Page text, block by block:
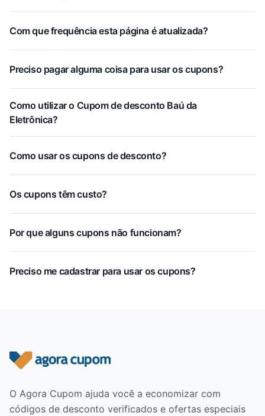
Com que frequência esta página é atualizada?
Preciso pagar alguma coisa para usar os cupons?
Como utilizar o Cupom de desconto Baú da
Eletrônica?
Como usar os cupons de desconto?
Os cupons têm custo?
Por que alguns cupons não funcionam?
Preciso me cadastrar para usar os cupons?
Rodapé do site
O Agora Cupom ajuda você a economizar com
códigos de desconto verificados e ofertas especiais